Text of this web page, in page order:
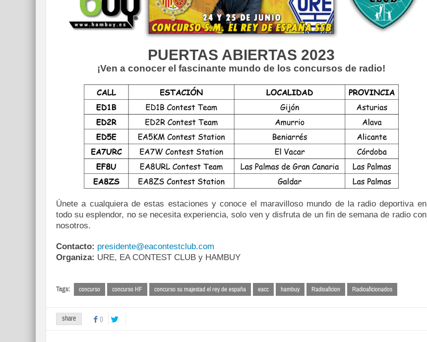
PUERTAS ABIERTAS 2023
¡Ven a conocer el fascinante mundo de los concursos de radio!
Únete a cualquiera de estas estaciones y conoce el maravilloso mundo de la radiodeportiva en
todo su esplendor, no se necesita experiencia, solo ven y disfruta de un fin de semana de radio con
nosotros.
Contacto: presidente@eacontestclub.com
Organiza: URE, EA CONTEST CLUB y HAMBUY
Tags: concurso concurso HF concurso su majestad el rey de españa eacc hambuy Radioaficion Radioaficionados
share 0